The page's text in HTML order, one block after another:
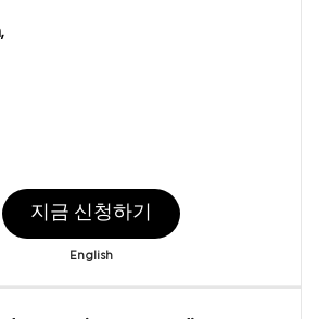
지금 신청하기
English